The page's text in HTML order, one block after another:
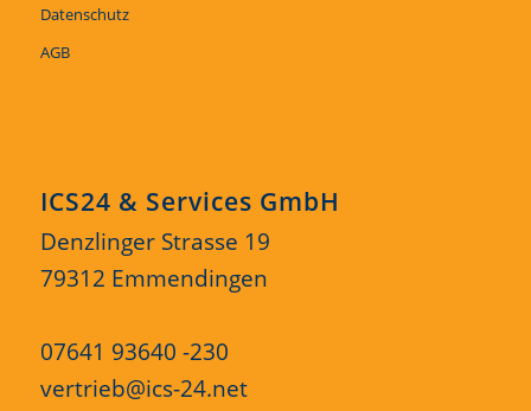
Datenschutz
AGB
ICS24 & Services GmbH
Denzlinger Strasse 19
79312 Emmendingen
07641 93640 -230
vertrieb@ics-24.net